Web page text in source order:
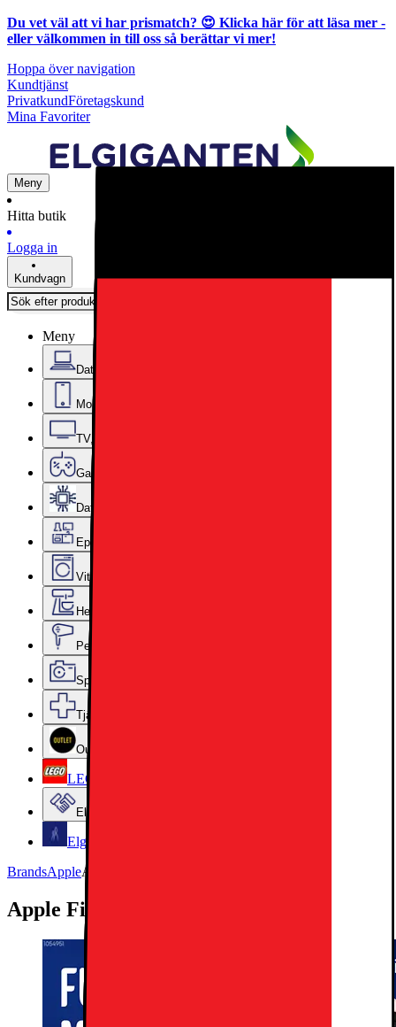
Du vet väl att vi har prismatch? 😍 Klicka här för att läsa mer -
eller välkommen in till oss så berättar vi mer!
Hoppa över navigation
Kundtjänst
PrivatkundFöretagskund
Mina Favoriter
Meny
Hitta butik
Logga in
Kundvagn
Meny
Datorer & Kontor
Mobiler, Tablets & Smartklockor
TV, Ljud & Smart Hem
Gaming
Datorkomponenter
Epoq Kök & Tvättstuga
Vitvaror
Hem, Hushåll & Trädgård
Personvård, Hälsa & Skönhet
Sport & Fritid
Tjänster & Tillbehör
Outlet
LEGO
Elgiganten Företag
Elgiganten Kundklubb
BrandsAppleApple Financial Services
Apple Financial Services